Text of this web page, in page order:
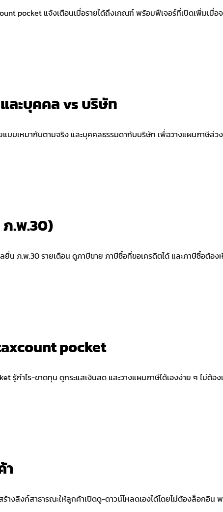
pocket แจ้งเตือนเมื่อรายได้ถึงเกณฑ์ พร้อมฟีเจอร์ที่เปิดเพิ่มเมื่อ
ละบุคคล vs บริษัท
บบเหมากับตามจริง และบุคคลธรรมดากับบริษัท เพื่อวางแผนภาษีล่ว
ภ.พ.30)
น ภ.พ.30 รายเดือน ดูภาษีขาย ภาษีซื้อที่ขอเครดิตได้ และภาษีซื้อต้อง
pocket
รู้กำไร-ขาดทุน ดูกระแสเงินสด และวางแผนภาษีได้เองง่าย ๆ ไม่ต้
า
างลิงก์สาธารณะให้ลูกค้าเปิดดู-ดาวน์โหลดเองได้โดยไม่ต้องล็อกอิน